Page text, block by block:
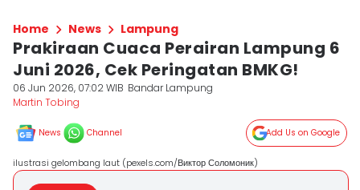
Home News Lampung
Prakiraan Cuaca Perairan Lampung 6
Juni 2026, Cek Peringatan BMKG!
06 Jun 2026, 07:02 WIB Bandar Lampung
Martin Tobing
News Channel Add Us on Google
ilustrasi gelombang laut (pexels.com/Виктор Соломоник)